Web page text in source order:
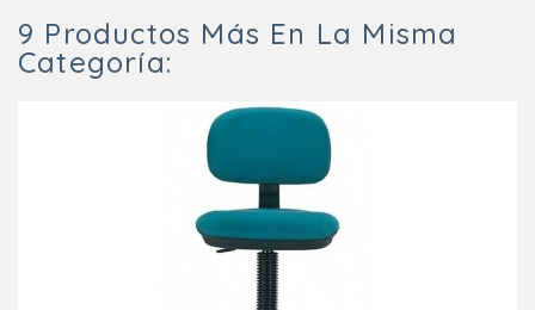
9 Productos Más En La Misma
Categoría: